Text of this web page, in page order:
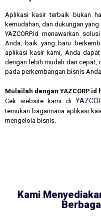
Aplikasi kasir terbaik bukan
kemudahan, dan dukungan
YAZCORP.id menawarkan
Anda, baik yang baru
aplikasi kasir kami, Anda
dengan lebih mudah dan cepat,
pada perkembangan bisnis
Mulailah dengan YAZCORP.id
Cek website kami di
temukan bagaimana aplikasi
mengelola bisnis.
Kami